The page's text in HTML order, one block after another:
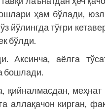
ҳам бўлади,
йўлингда тўғри
бўлди.
Аксинча, аёлга
бош­лади.
қийналмасдан,
аллақачон кирган,